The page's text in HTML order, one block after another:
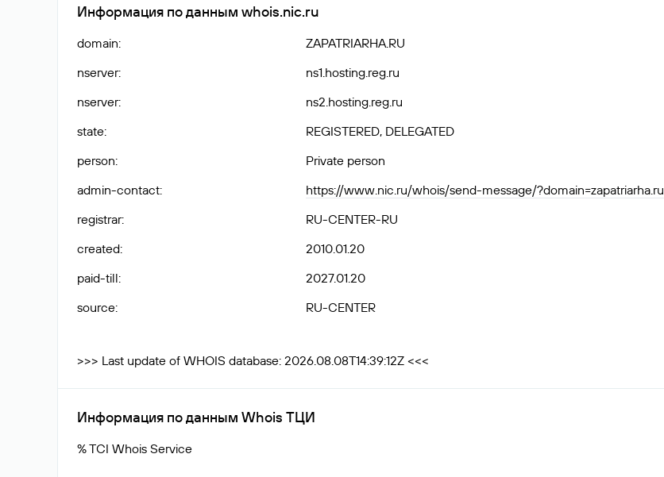
Информация по данным whois.nic.ru
domain:
ZAPATRIARHA.RU
nserver:
ns1.hosting.reg.ru
nserver:
ns2.hosting.reg.ru
state:
REGISTERED, DELEGATED
person:
Private person
admin-contact:
https://www.nic.ru/whois/send-message/?domain=zapatriarha.ru
registrar:
RU-CENTER-RU
created:
2010.01.20
paid-till:
2027.01.20
source: RU-CENTER
>>> Last update of WHOIS database: 2026.08.08T14:39:12Z <<<
Информация по данным Whois ТЦИ
% TCI Whois Service